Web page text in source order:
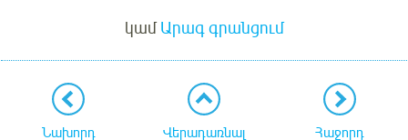
կամԱրագ գրանցում
Նախորդ
Վերադառնալ
Հաջորդ